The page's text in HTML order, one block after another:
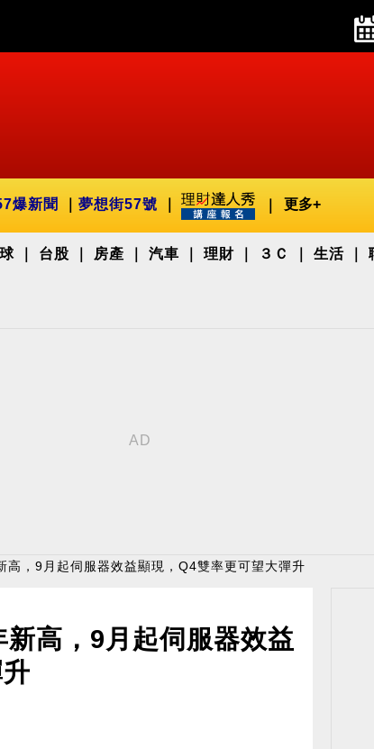
爆新聞 夢想街57號 更多+
台股 房產 汽車 理財 ３Ｃ 生活
高，9月起伺服器效益顯現，Q4雙率更可望大彈升
高，9月起伺服器效益